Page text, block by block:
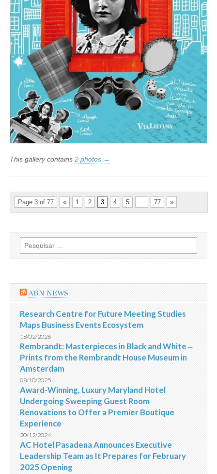
This gallery contains 2 photos →
Page 3 of 77 « 1 2 3 4 5 77 »
Pesquisar
por:
ABN NEWS
Research Centre for Future Meeting Studies
Maps Business Events Ecosystem
18/02/2026
Rembrandt: Masterpieces in Black and White ‒
Prints from the Rembrandt House Museum in
Amsterdam
08/10/2025
Award-Winning, Luxury Maryland Hotel
Undergoing Sweeping Guest Room
Renovations to Offer a Premier Boutique
Experience
20/12/2024
AC Hotel Pasadena Announces Executive
Leadership Team as It Prepares for February
2025 Opening